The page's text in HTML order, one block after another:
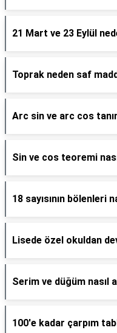
21 Mart ve 23 Eylül
Toprak neden saf
Arc sin ve arc cos
Sin ve cos teoremi
18 sayısının bölenleri
Lisede özel okuldan
Serim ve düğüm nasıl
100'e kadar çarpım